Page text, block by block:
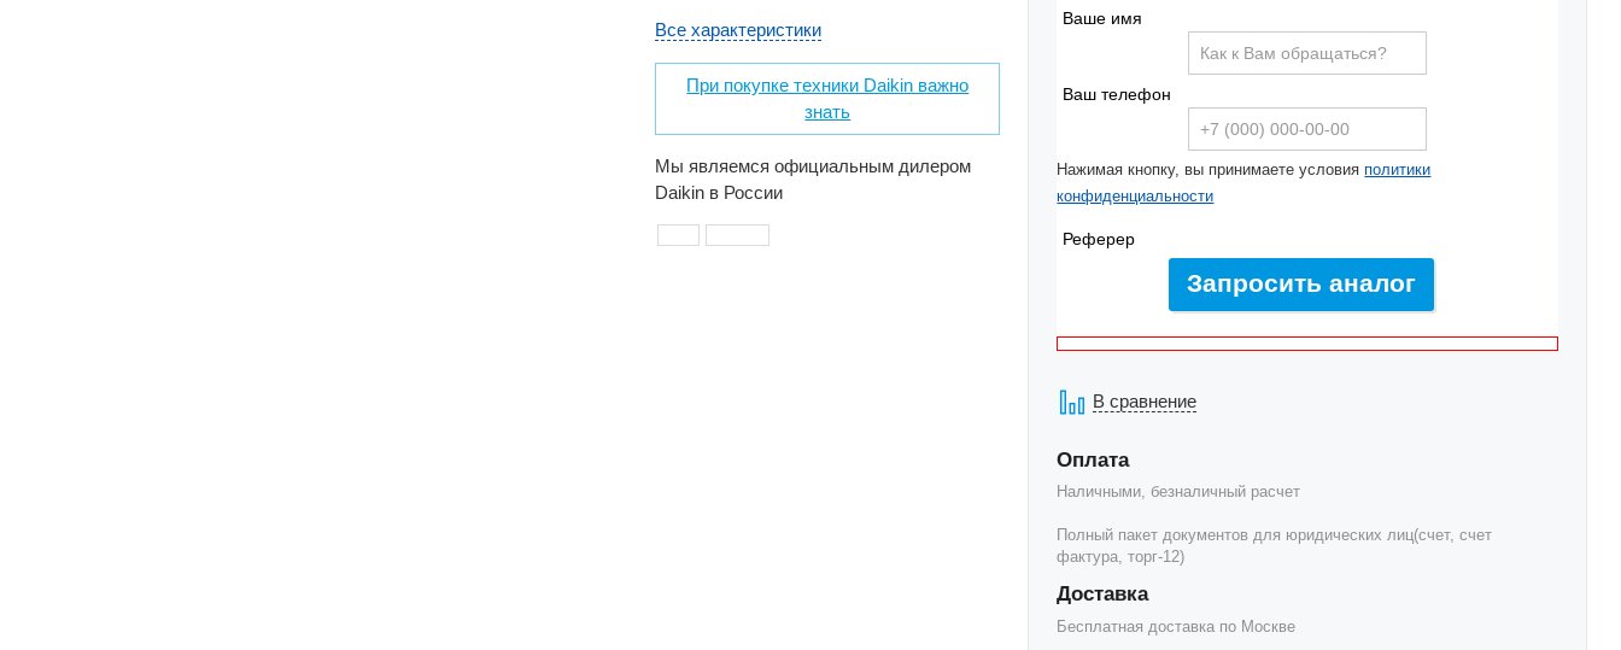
Ваше имя
Ваш телефон
Нажимая кнопку, вы принимаете условияполитики
конфиденциальности
Реферер
Запросить аналог
В сравнение
Оплата
Наличными, безналичный расчет
Полный пакет документов для юридических лиц(счет, счет
фактура, торг-12)
Доставка
Бесплатная доставка по Москве
Все характеристики
При покупке техники Daikin важно
знать
Мы являемся официальным дилером
Daikin в России